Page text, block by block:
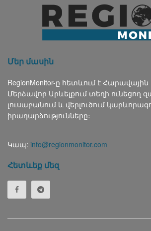
Մեր մասին
RegionMonitor-ը հետևում է
Մերձավոր Արևելքում տեղի ունեցող
լուսաբանում և վերլուծում
իրադարձությունները։
Կապ: info@regionmonitor.com
Հետևեք մեզ